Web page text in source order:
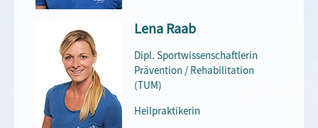
Lena Raab
Dipl. Sportwissenschaftlerin
Prävention / Rehabilitation
(TUM)
Heilpraktikerin